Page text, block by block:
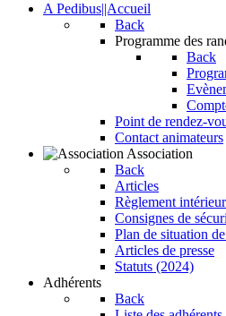
A Pedibus||Accueil
Back
Programme des
Back
Point de rendez-
Contact animateurs
Association
Back
Articles
Règlement intérieur
Consignes de
Plan de situation
Articles de presse
Statuts (2024)
Adhérents
Back